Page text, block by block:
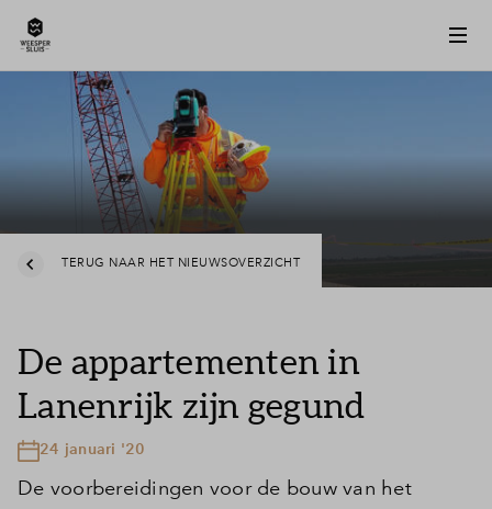
TERUG NAAR HET NIEUWSOVERZICHT
De appartementen in
Lanenrijk zijn gegund
24 januari '20
De voorbereidingen voor de bouw van het